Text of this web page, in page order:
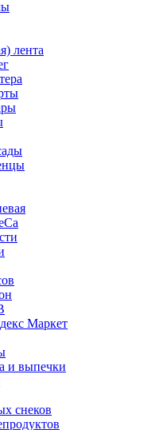
лента
Маркет
и выпечки
снеков